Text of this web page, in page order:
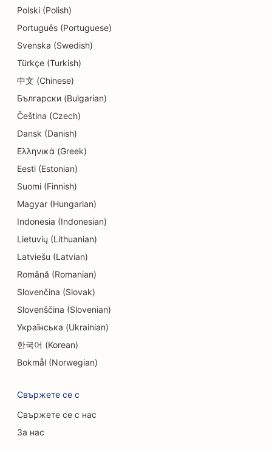
Polski (Polish)
Português (Portuguese)
Svenska (Swedish)
Türkçe (Turkish)
中文 (Chinese)
Български (Bulgarian)
Čeština (Czech)
Dansk (Danish)
Ελληνικά (Greek)
Eesti (Estonian)
Suomi (Finnish)
Magyar (Hungarian)
Indonesia (Indonesian)
Lietuvių (Lithuanian)
Latviešu (Latvian)
Română (Romanian)
Slovenčina (Slovak)
Slovenščina (Slovenian)
Українська (Ukrainian)
한국어 (Korean)
Bokmål (Norwegian)
Свържете се с
Свържете се с нас
За нас